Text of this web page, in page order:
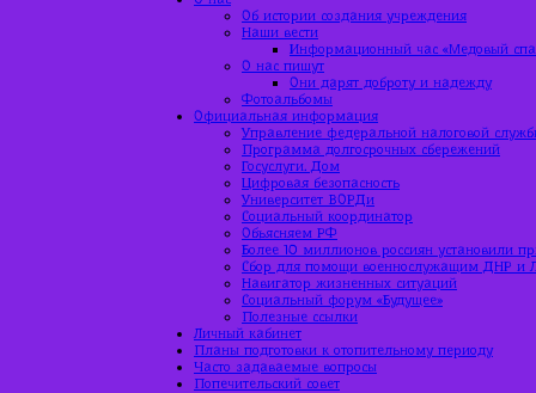
Об истории создания учреждения
Наши вести
Информационный час «Медовый
О нас пишут
Они дарят доброту и надежду
Фотоальбомы
Официальная информация
Управление федеральной налоговой
Программа долгосрочных сбережений
Госуслуги. Дом
Цифровая безопасность
Университет ВОРДи
Социальный координатор
Объясняем РФ
Более 10 миллионов россиян установили
Сбор для помощи военнослужащим ДНР и
Навигатор жизненных ситуаций
Социальный форум «Будущее»
Полезные ссылки
Личный кабинет
Планы подготовки к отопительному периоду
Часто задаваемые вопросы
Попечительский совет